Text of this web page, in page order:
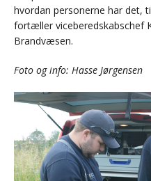
hvordan personerne har det,
fortæller viceberedskabschef
Brandvæsen.
Foto og info: Hasse Jørgensen